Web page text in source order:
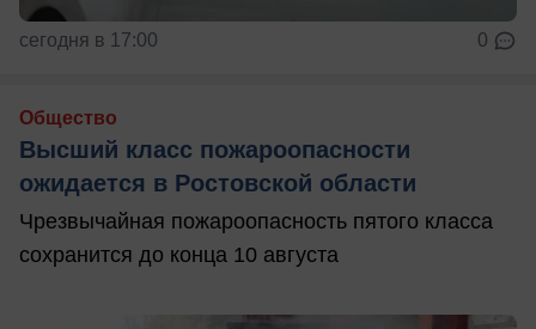
сегодня в 17:00 0
Общество
Высший класс пожароопасности
ожидается в Ростовской области
Чрезвычайная пожароопасность пятого класса
сохранится до конца 10 августа